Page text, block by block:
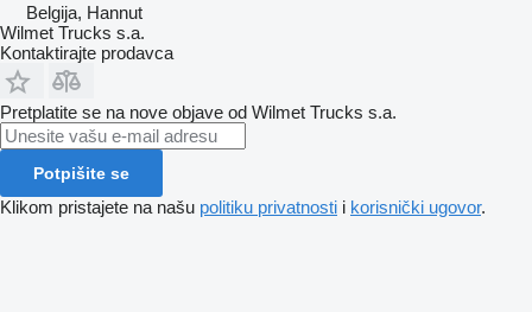
Belgija, Hannut
Wilmet Trucks s.a.
Kontaktirajte prodavca
Pretplatite se na nove objave od Wilmet Trucks s.a.
Potpišite se
Klikom pristajete na našu politiku privatnosti i korisnički ugovor.